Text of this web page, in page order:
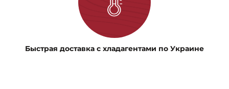
Быстрая доставка с хладагентами по Украине